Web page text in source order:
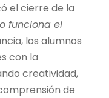
el cierre de la
funciona el
los alumnos
con la
creatividad,
de